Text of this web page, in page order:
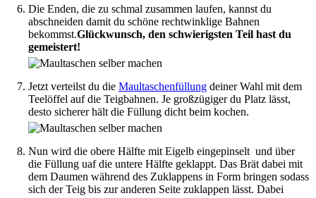
Die Enden, die zu schmal zusammen laufen, kannst du
abschneiden damit du schöne rechtwinklige Bahnen
bekommst.Glückwunsch, den schwierigsten Teil hast du
gemeistert!
Jetzt verteilst du die Maultaschenfüllung deiner Wahl mit dem
Teelöffel auf die Teigbahnen. Je großzügiger du Platz lässt,
desto sicherer hält die Füllung dicht beim kochen.
Nun wird die obere Hälfte mit Eigelb eingepinselt und über
die Füllung uaf die untere Hälfte geklappt. Das Brät dabei mit
dem Daumen während des Zuklappens in Form bringen sodass
sich der Teig bis zur anderen Seite zuklappen lässt. Dabei